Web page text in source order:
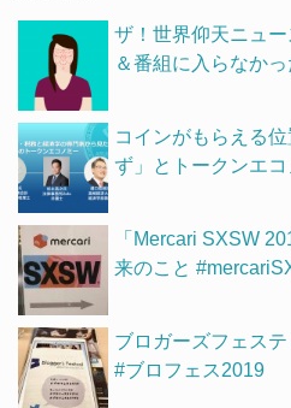
ザ！世界仰天ニュ
＆番組に入らなか
コインがもらえる
ず」とトークンエ
「Mercari SXSW
来のこと
ブロガーズフェス
#ブロフェス2019